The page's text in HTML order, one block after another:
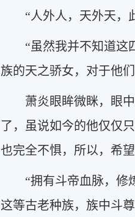
“人外人，天外天
“虽然我并不知道这
族的天之骄女，对于他
萧炎眼眸微眯，眼
了，虽说如今的他仅仅
也完全不惧，所以，希
“拥有斗帝血脉，修
这等古老种族，族中斗